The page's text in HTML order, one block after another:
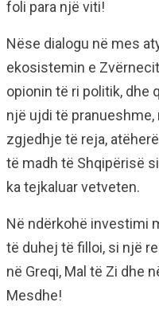
foli para një viti!
Nëse dialogu në mes
ekosistemin e
opionin të ri politik, dhe
një ujdi të
zgjedhje të reja,
të madh të Shqipërisë
ka tejkaluar vetveten.
Në ndërkohë investimi
të duhej të filloi, si një
në Greqi, Mal të Zi dhe
Mesdhe!